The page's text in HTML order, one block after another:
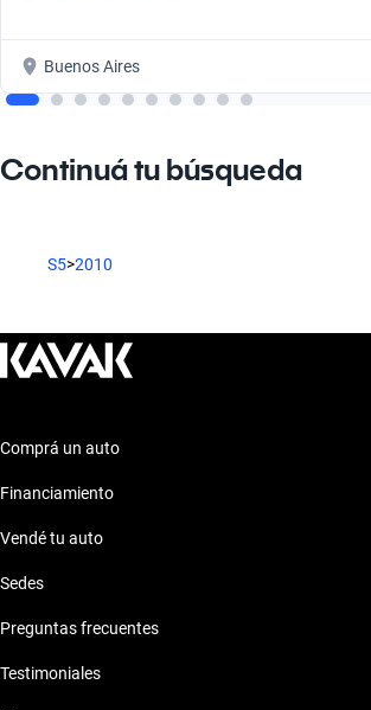
Buenos Aires
Continuá tu búsqueda
S5>2010
Comprá un auto
Financiamiento
Vendé tu auto
Sedes
Preguntas frecuentes
Testimoniales